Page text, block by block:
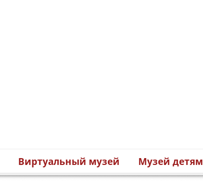
Виртуальный музей Музей детям